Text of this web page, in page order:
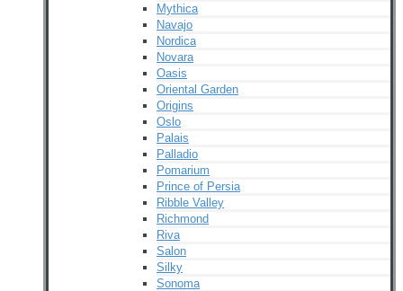
Mythica
Navajo
Nordica
Novara
Oasis
Oriental Garden
Origins
Oslo
Palais
Palladio
Pomarium
Prince of Persia
Ribble Valley
Richmond
Riva
Salon
Silky
Sonoma